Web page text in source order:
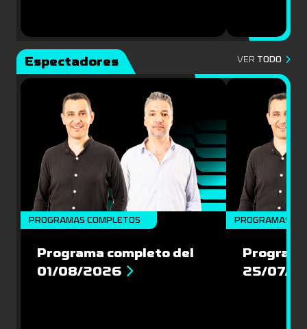
Espectadores VER TODO
PROGRAMAS COMPLETOS
Programa completo del
01/08/2026
PROGRAMAS
25/07/